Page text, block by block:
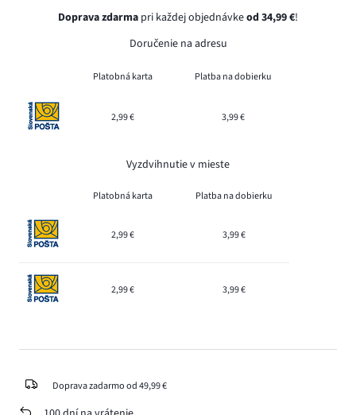
Doprava zdarma pri každej objednávkeod 34,99 €!
Doručenie na adresu
Platobná karta Platba na dobierku
2,99 € 3,99 €
Vyzdvihnutie v mieste
Platobná karta Platba na dobierku
2,99 € 3,99 €
2,99 € 3,99 €
Doprava zadarmo od 49,99 €